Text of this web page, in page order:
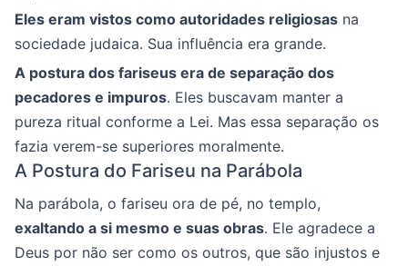
Eles eram vistos como autoridades religiosas na
sociedade judaica. Sua influência era grande.
A postura dos fariseus era de separação dos
pecadores e impuros. Eles buscavam manter a
pureza ritual conforme a Lei. Mas essa separação os
fazia verem-se superiores moralmente.
A Postura do Fariseu na Parábola
Na parábola, o fariseu ora de pé, no templo,
exaltando a si mesmo e suas obras. Ele agradece a
Deus por não ser como os outros, que são injustos e